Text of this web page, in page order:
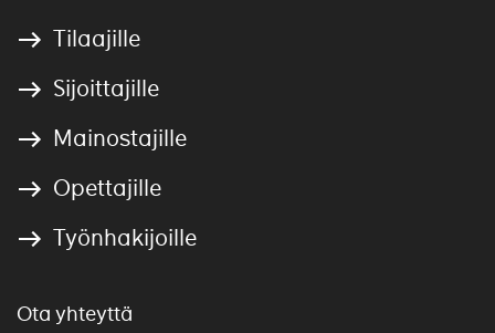
Tilaajille
Sijoittajille
Mainostajille
Opettajille
Työnhakijoille
Ota yhteyttä